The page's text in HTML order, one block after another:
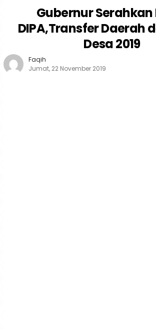
Gubernur Serahkan
DIPA,Transfer Daerah
Desa 2019
Faqih
Jumat, 22 November 2019